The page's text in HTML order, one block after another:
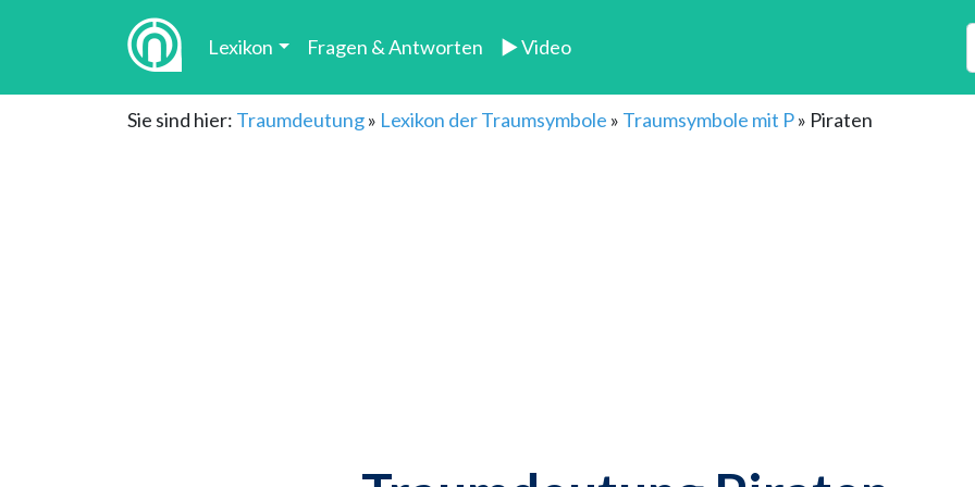
Lexikon Fragen & Antworten ► Video
Sie sind hier: Traumdeutung» Lexikon der Traumsymbole » Traumsymbole mit P» Piraten